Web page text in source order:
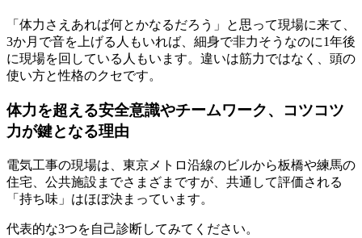
「体力さえあれば何とかなるだろう」と思って現場に来て、
3か月で音を上げる人もいれば、細身で非力そうなのに1年後
に現場を回している人もいます。違いは筋力ではなく、頭の
使い方と性格のクセです。
体力を超える安全意識やチームワーク、コツコツ
力が鍵となる理由
電気工事の現場は、東京メトロ沿線のビルから板橋や練馬の
住宅、公共施設までさまざまですが、共通して評価される
「持ち味」はほぼ決まっています。
代表的な3つを自己診断してみてください。